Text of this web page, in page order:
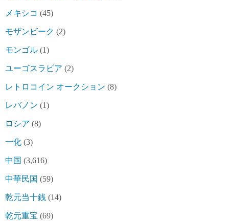
メキシコ (45)
モザンビーク (2)
モンゴル (1)
ユーゴスラビア (2)
レトロコイン オークション (8)
レバノン (1)
ロシア (8)
一化 (3)
中国 (3,616)
中華民国 (59)
乾元当十銭 (14)
乾元重宝 (69)